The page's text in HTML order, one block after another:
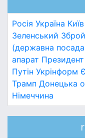
Росія Україна Київ
Зеленський
(державна
апарат Президент
Путін Укрінформ
Трамп Донецька
Німеччина